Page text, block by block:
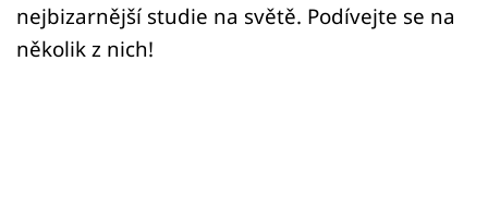
nejbizarnější studie na světě. Podívejte se na
několik z nich!